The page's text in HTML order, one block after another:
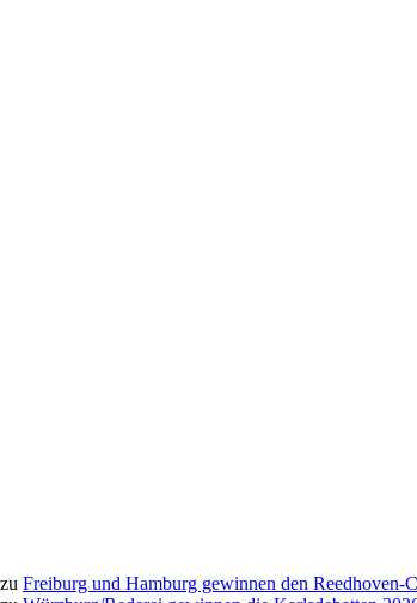
zu Freiburg und Hamburg gewinnen den Reedhoven-